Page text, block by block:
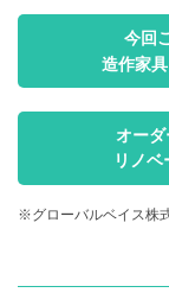
今回
造作家
オー
リノベ
※グローバルベイス株